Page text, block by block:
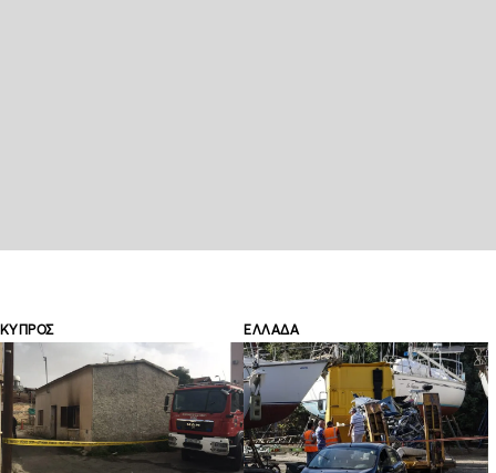
ΚΥΠΡΟΣ ΕΛΛΑΔΑ